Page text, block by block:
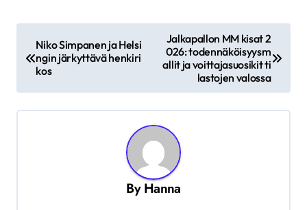
Niko Simpanen ja Helsi
ngin järkyttävä henkiri
kos
Jalkapallon MM kisat 2
026: todennäköisyysm
allit ja voittajasuosikit ti
lastojen valossa
ByHanna